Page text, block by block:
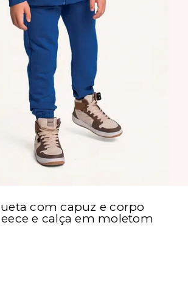
com capuz e corpo
e calça em moletom